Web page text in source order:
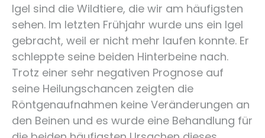
Igel sind die Wildtiere, die wir am häufigsten
sehen. Im letzten Frühjahr wurde uns ein Igel
gebracht, weil er nicht mehr laufen konnte. Er
schleppte seine beiden Hinterbeine nach.
Trotz einer sehr negativen Prognose auf
seine Heilungschancen zeigten die
Röntgenaufnahmen keine Veränderungen an
den Beinen und es wurde eine Behandlung für